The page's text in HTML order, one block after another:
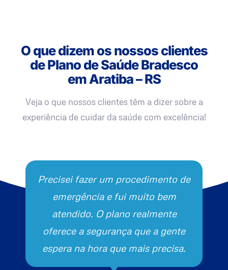
O que dizem os nossos clientes
de Plano de Saúde Bradesco
em Aratiba – RS
Veja o que nossos clientes têm a dizer sobre a
experiência de cuidar da saúde com excelência!
Precisei fazer um procedimento de
emergência e fui muito bem
atendido. O plano realmente
oferece a segurança que a gente
espera na hora que mais precisa.